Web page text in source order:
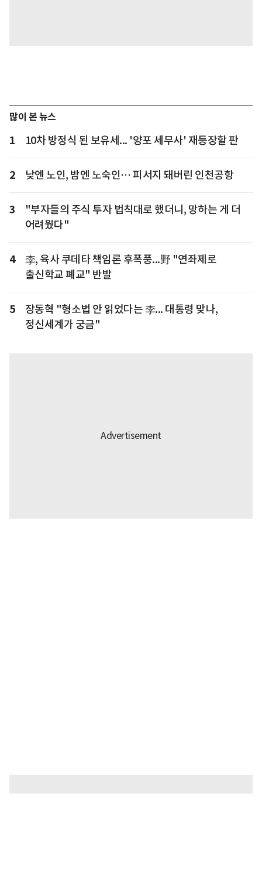
많이 본 뉴스
1 10차 방정식 된 보유세... '양포 세무사' 재등장할 판
2 낮엔 노인, 밤엔 노숙인… 피서지 돼버린 인천공항
3
"부자들의 주식 투자 법칙대로 했더니, 망하는 게 더
어려웠다"
4
李, 육사 쿠데타 책임론 후폭풍...野 "연좌제로
출신학교 폐교" 반발
5
장동혁 "형소법 안 읽었다는 李... 대통령 맞나,
정신세계가 궁금"